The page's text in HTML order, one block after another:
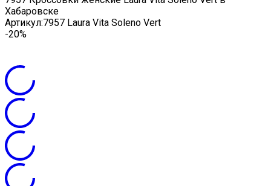
Хабаровске
Артикул:7957 Laura Vita Soleno Vert
-20%